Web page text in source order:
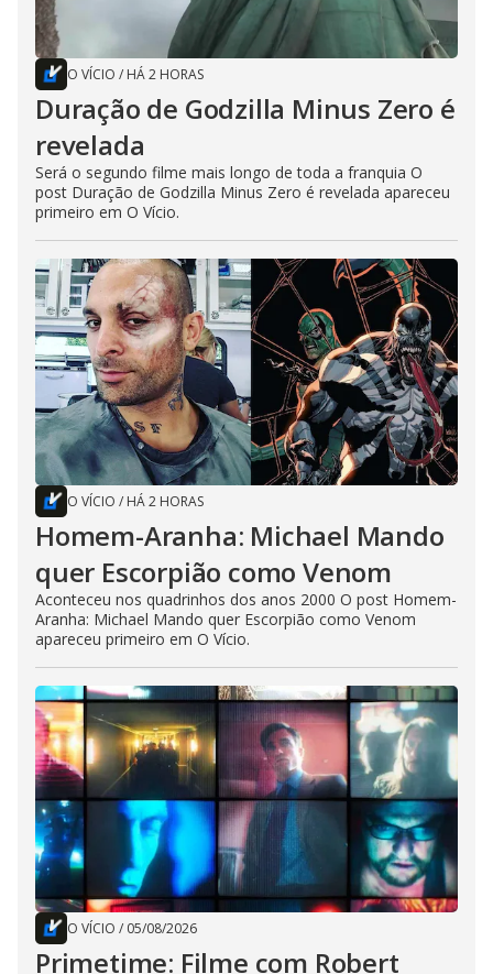
O VÍCIO / HÁ 2 HORAS
Duração de Godzilla Minus Zero é
revelada
Será o segundo filme mais longo de toda a franquia O
post Duração de Godzilla Minus Zero é revelada apareceu
primeiro em O Vício.
O VÍCIO / HÁ 2 HORAS
Homem-Aranha: Michael Mando
quer Escorpião como Venom
Aconteceu nos quadrinhos dos anos 2000 O post Homem-
Aranha: Michael Mando quer Escorpião como Venom
apareceu primeiro em O Vício.
O VÍCIO / 05/08/2026
Primetime: Filme com Robert